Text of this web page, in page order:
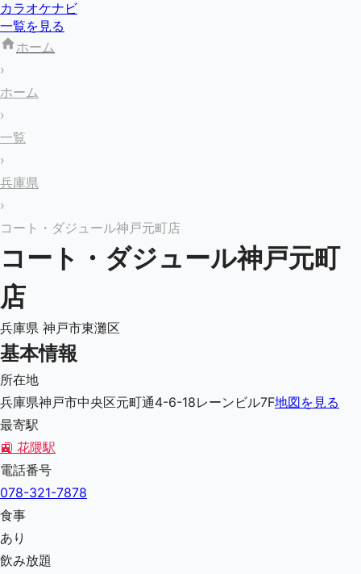
カラオケナビ
一覧を見る
ホーム
›
ホーム
›
一覧
›
兵庫県
›
コート・ダジュール神戸元町店
コート・ダジュール神戸元町
店
兵庫県 神戸市東灘区
基本情報
所在地
兵庫県神戸市中央区元町通4-6-18レーンビル7F地図を見る
最寄駅
🚉 花隈駅
電話番号
078-321-7878
食事
あり
飲み放題